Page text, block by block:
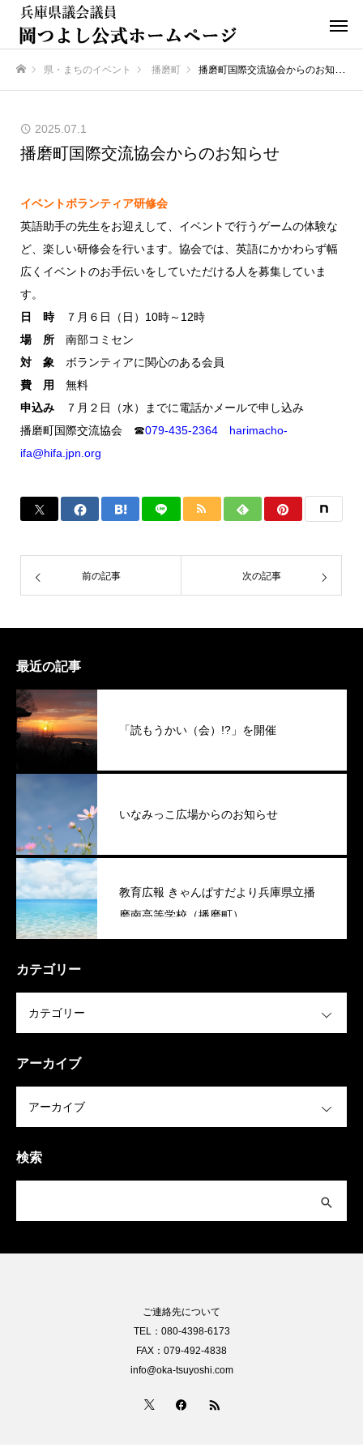
県・まちのイベント 播磨町 播磨町国際交流協会からのお知らせ
2025.07.1
播磨町国際交流協会からのお知らせ
イベントボランティア研修会
英語助手の先生をお迎えして、イベントで行うゲームの体験な
ど、楽しい研修会を行います。協会では、英語にかかわらず幅
広くイベントのお手伝いをしていただける人を募集していま
す。
日 時７月６日（日）10時～12時
場 所 南部コミセン
対 象 ボランティアに関心のある会員
費 用
無料
申込み ７月２日（水）までに電話かメールで申し込み
播磨町国際交流協会 ☎079-435-2364
harimacho-
ifa@hifa.jpn.org
前の記事 次の記事
最近の記事
「読もうかい（会）!?」を開催
いなみっこ広場からのお知らせ
教育広報 きゃんぱすだより兵庫県立播
磨南高等学校（播磨町）
カテゴリー
アーカイブ
検索
ご連絡先について
TEL：080-4398-6173
FAX：079-492-4838
info@oka-tsuyoshi.com